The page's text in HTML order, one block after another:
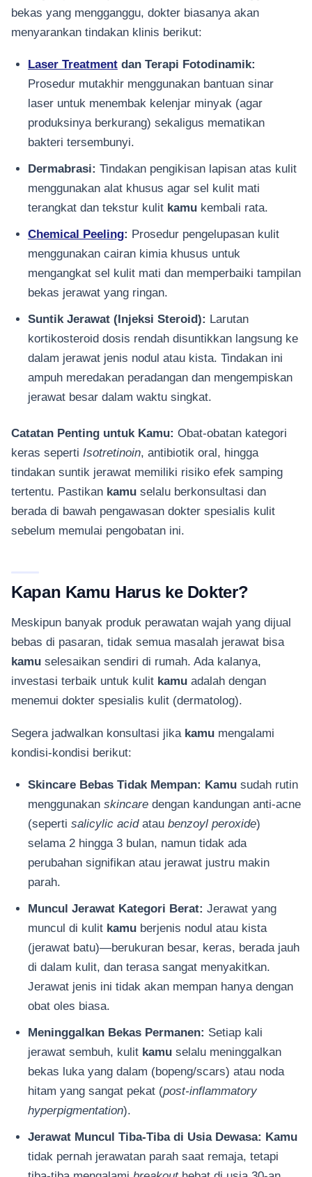
bekas yang mengganggu, dokter biasanya akan
menyarankan tindakan klinis berikut:
Laser Treatment dan Terapi Fotodinamik:
Prosedur mutakhir menggunakan bantuan sinar
laser untuk menembak kelenjar minyak (agar
produksinya berkurang) sekaligus mematikan
bakteri tersembunyi.
Dermabrasi: Tindakan pengikisan lapisan atas kulit
menggunakan alat khusus agar sel kulit mati
terangkat dan tekstur kulit kamu kembali rata.
Chemical Peeling: Prosedur pengelupasan kulit
menggunakan cairan kimia khusus untuk
mengangkat sel kulit mati dan memperbaiki tampilan
bekas jerawat yang ringan.
Suntik Jerawat (Injeksi Steroid): Larutan
kortikosteroid dosis rendah disuntikkan langsung ke
dalam jerawat jenis nodul atau kista. Tindakan ini
ampuh meredakan peradangan dan mengempiskan
jerawat besar dalam waktu singkat.
Catatan Penting untuk Kamu: Obat-obatan kategori
keras seperti Isotretinoin, antibiotik oral, hingga
tindakan suntik jerawat memiliki risiko efek samping
tertentu. Pastikan kamu selalu berkonsultasi dan
berada di bawah pengawasan dokter spesialis kulit
sebelum memulai pengobatan ini.
Kapan Kamu Harus ke Dokter?
Meskipun banyak produk perawatan wajah yang dijual
bebas di pasaran, tidak semua masalah jerawat bisa
kamu selesaikan sendiri di rumah. Ada kalanya,
investasi terbaik untuk kulit kamu adalah dengan
menemui dokter spesialis kulit (dermatolog).
Segera jadwalkan konsultasi jika kamu mengalami
kondisi-kondisi berikut:
Skincare Bebas Tidak Mempan: Kamu sudah rutin
menggunakan skincare dengan kandungan anti-acne
(seperti salicylic acidatau benzoyl peroxide)
selama 2 hingga 3 bulan, namun tidak ada
perubahan signifikan atau jerawat justru makin
parah.
Muncul Jerawat Kategori Berat: Jerawat yang
muncul di kulit kamu berjenis nodul atau kista
(jerawat batu)—berukuran besar, keras, berada jauh
di dalam kulit, dan terasa sangat menyakitkan.
Jerawat jenis ini tidak akan mempan hanya dengan
obat oles biasa.
Meninggalkan Bekas Permanen: Setiap kali
jerawat sembuh, kulit kamu selalu meninggalkan
bekas luka yang dalam (bopeng/scars) atau noda
hitam yang sangat pekat (post-inflammatory
hyperpigmentation).
Jerawat Muncul Tiba-Tiba di Usia Dewasa: Kamu
tidak pernah jerawatan parah saat remaja, tetapi